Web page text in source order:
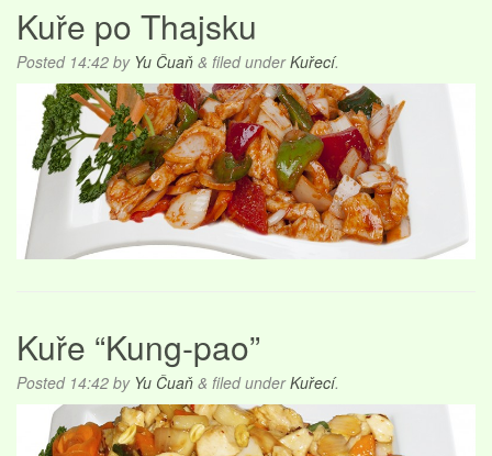
Kuře po Thajsku
Posted 14:42 by Yu Čuaň & filed underKuřecí.
Kuře “Kung-pao”
Posted 14:42 by Yu Čuaň & filed underKuřecí.